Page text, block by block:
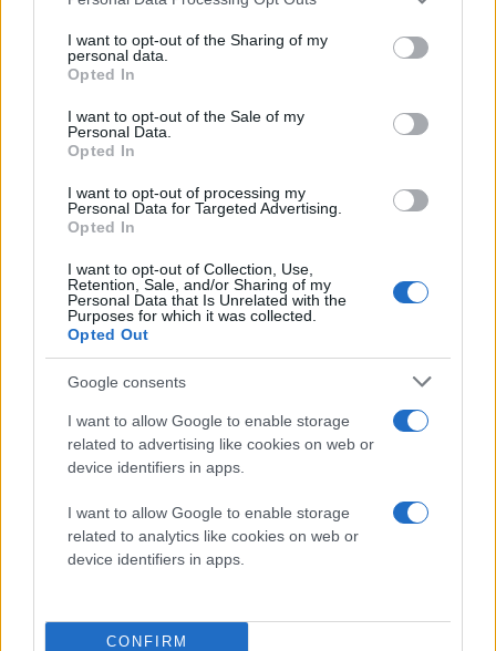
not limited to your visit or usage behaviour. You may click to
grant or deny consent to Google and its third-party tags to
use your data for below specified purposes in below Google
consent section.
I want to opt-out of the Sharing of my
personal data.
Opted In
I want to opt-out of the Sale of my
Personal Data.
Opted In
I want to opt-out of processing my
Personal Data for Targeted Advertising.
Opted In
I want to opt-out of Collection, Use,
Retention, Sale, and/or Sharing of my
Personal Data that Is Unrelated with the
Purposes for which it was collected.
Opted Out
Google consents
I want to allow Google to enable storage
related to advertising like cookies on web or
device identifiers in apps.
I want to allow Google to enable storage
related to analytics like cookies on web or
device identifiers in apps.
CONFIRM